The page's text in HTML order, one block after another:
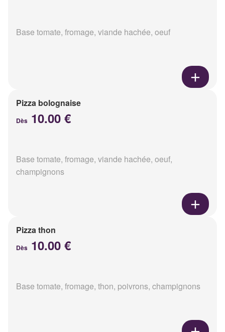
Base tomate, fromage, viande hachée, oeuf
Pizza bolognaise
Dès 10.00 €
Base tomate, fromage, viande hachée, oeuf,
champignons
Pizza thon
Dès 10.00 €
Base tomate, fromage, thon, poivrons, champignons